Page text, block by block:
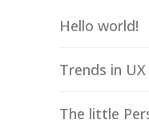
Hello world!
Trends in
The little